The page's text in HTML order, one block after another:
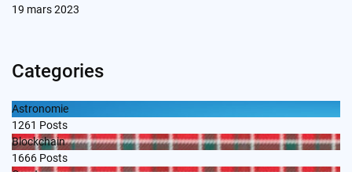
19 mars 2023
Categories
Astronomie
1261 Posts
Blockchain
1666 Posts